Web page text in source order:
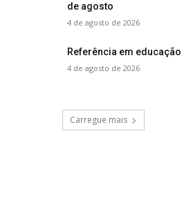
de agosto
4 de agosto de 2026
Referência em educação
4 de agosto de 2026
Carregue mais